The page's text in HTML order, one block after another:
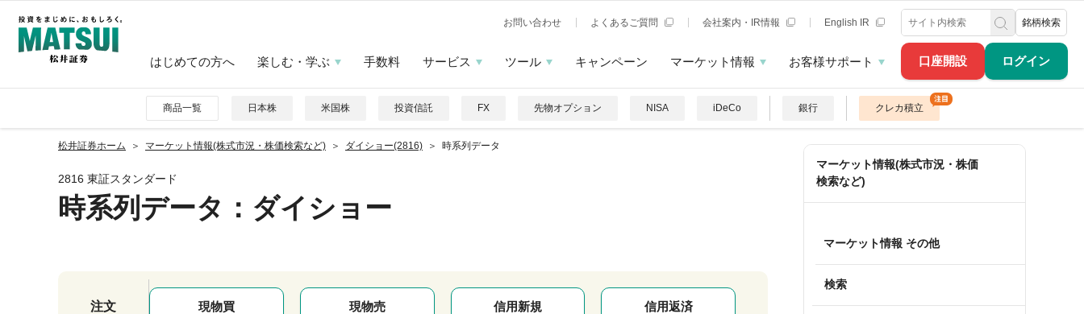
口座開設 ログイン
お問い合わせ よくあるご質問 会社案内・IR情報 English IR 銘柄検索
はじめての方へ 楽しむ・学ぶ 手数料 サービス ツール キャンペーン マーケット情報 お客様サポート
商品一覧 日本株 米国株 投資信託 FX 先物オプション NISA iDeCo 銀行 クレカ積立
松井証券ホーム マーケット情報(株式市況・株価検索など) ダイショー(2816) 時系列データ
2816 東証スタンダード
時系列データ ：ダイショー
注文 現物買 現物売 信用新規 信用返済
マーケット情報(株式市況・株価
検索など)
マーケット情報 その他
検索